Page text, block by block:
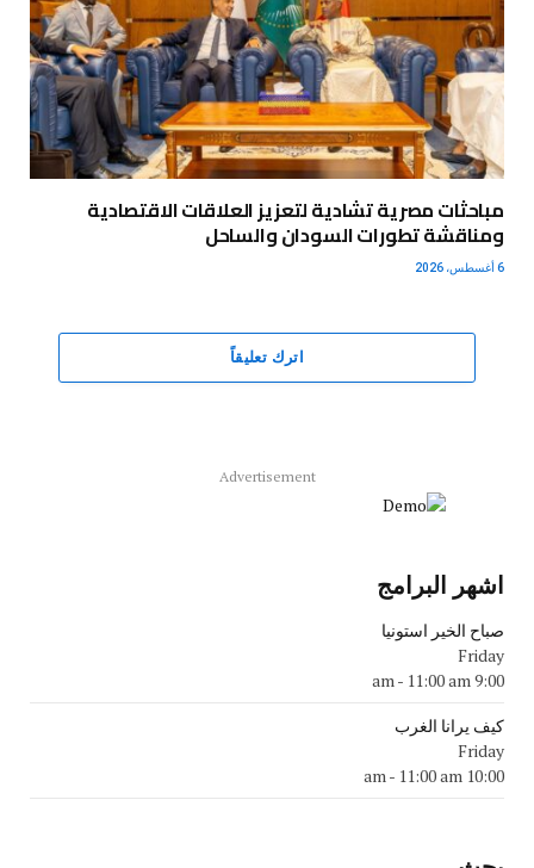
مباحثات مصرية تشادية لتعزيز العلاقات الاقتصادية
ومناقشة تطورات السودان والساحل
6 أغسطس، 2026
اترك تعليقاً
Advertisement
اشهر البرامج
صباح الخير استونيا
Friday
9:00 am
- 11:00 am
كيف يرانا الغرب
Friday
10:00 am
- 11:00 am